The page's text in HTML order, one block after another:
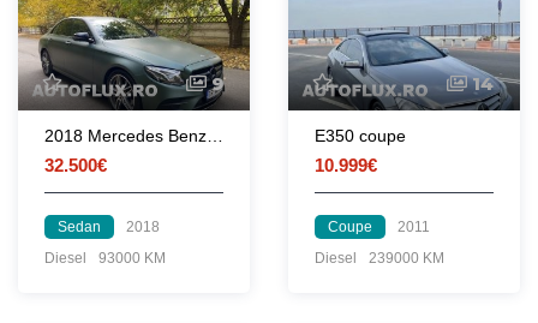
9
32.500€
Sedan
2018
Diesel
93000 KM
14
E350 coupe
10.999€
Coupe
2011
Diesel
239000 KM